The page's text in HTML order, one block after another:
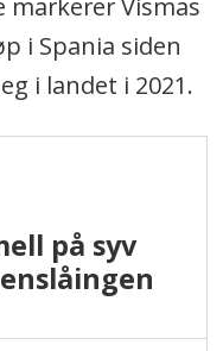
Vismas
i Spania siden
i landet i 2021.
på syv